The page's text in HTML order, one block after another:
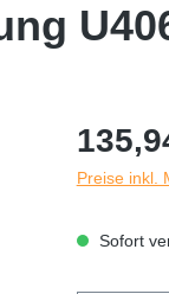
Regulärer
Preise inkl.
Sofort